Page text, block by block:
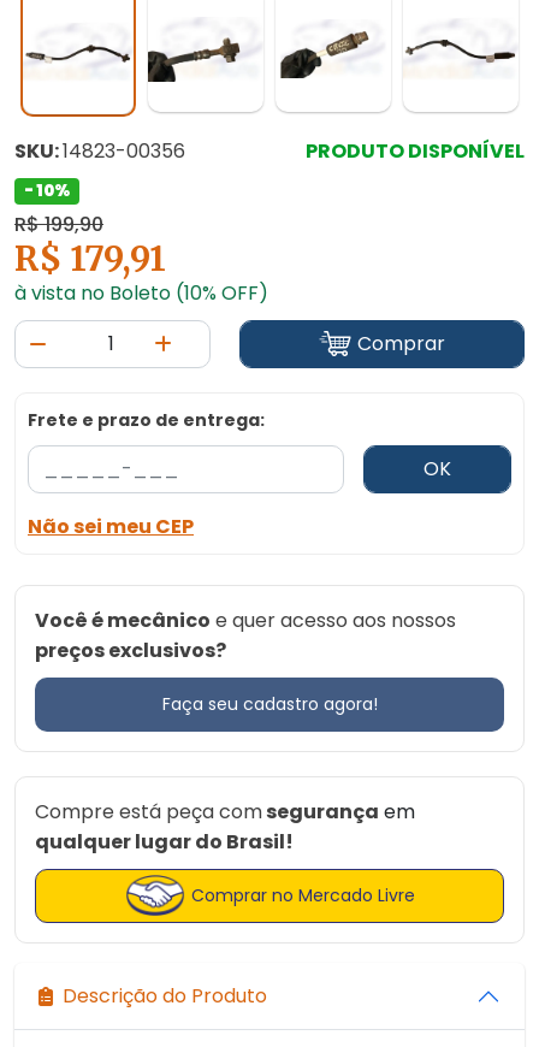
SKU:14823-00356 PRODUTO DISPONÍVEL
- 10%
R$ 199,90
R$ 179,91
à vista no Boleto (10% OFF)
Comprar
Frete e prazo de entrega:
OK
Não sei meu CEP
Você é mecânico e quer acesso aos nossos
preços exclusivos?
Faça seu cadastro agora!
Compre está peça comsegurança em
qualquer lugar do Brasil!
Comprar no Mercado Livre
Descrição do Produto